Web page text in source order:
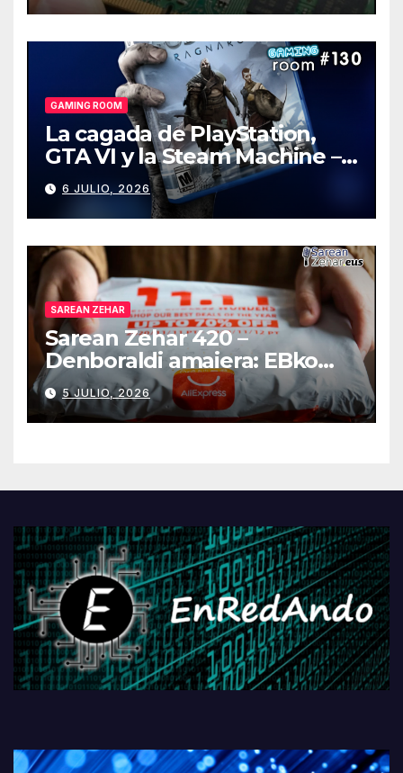
GAMING ROOM
La cagada de PlayStation,
GTA VI y la Steam Machine –
Gaming Room #130
6 JULIO, 2026
SAREAN ZEHAR
Sarean Zehar 420 –
Denboraldi amaiera: EBko
muga-zerga berriak
AliExpressi, AEBetako AAren
kontrola, Googleri behin
PlayStationeko bideojoko
5 JULIO, 2026